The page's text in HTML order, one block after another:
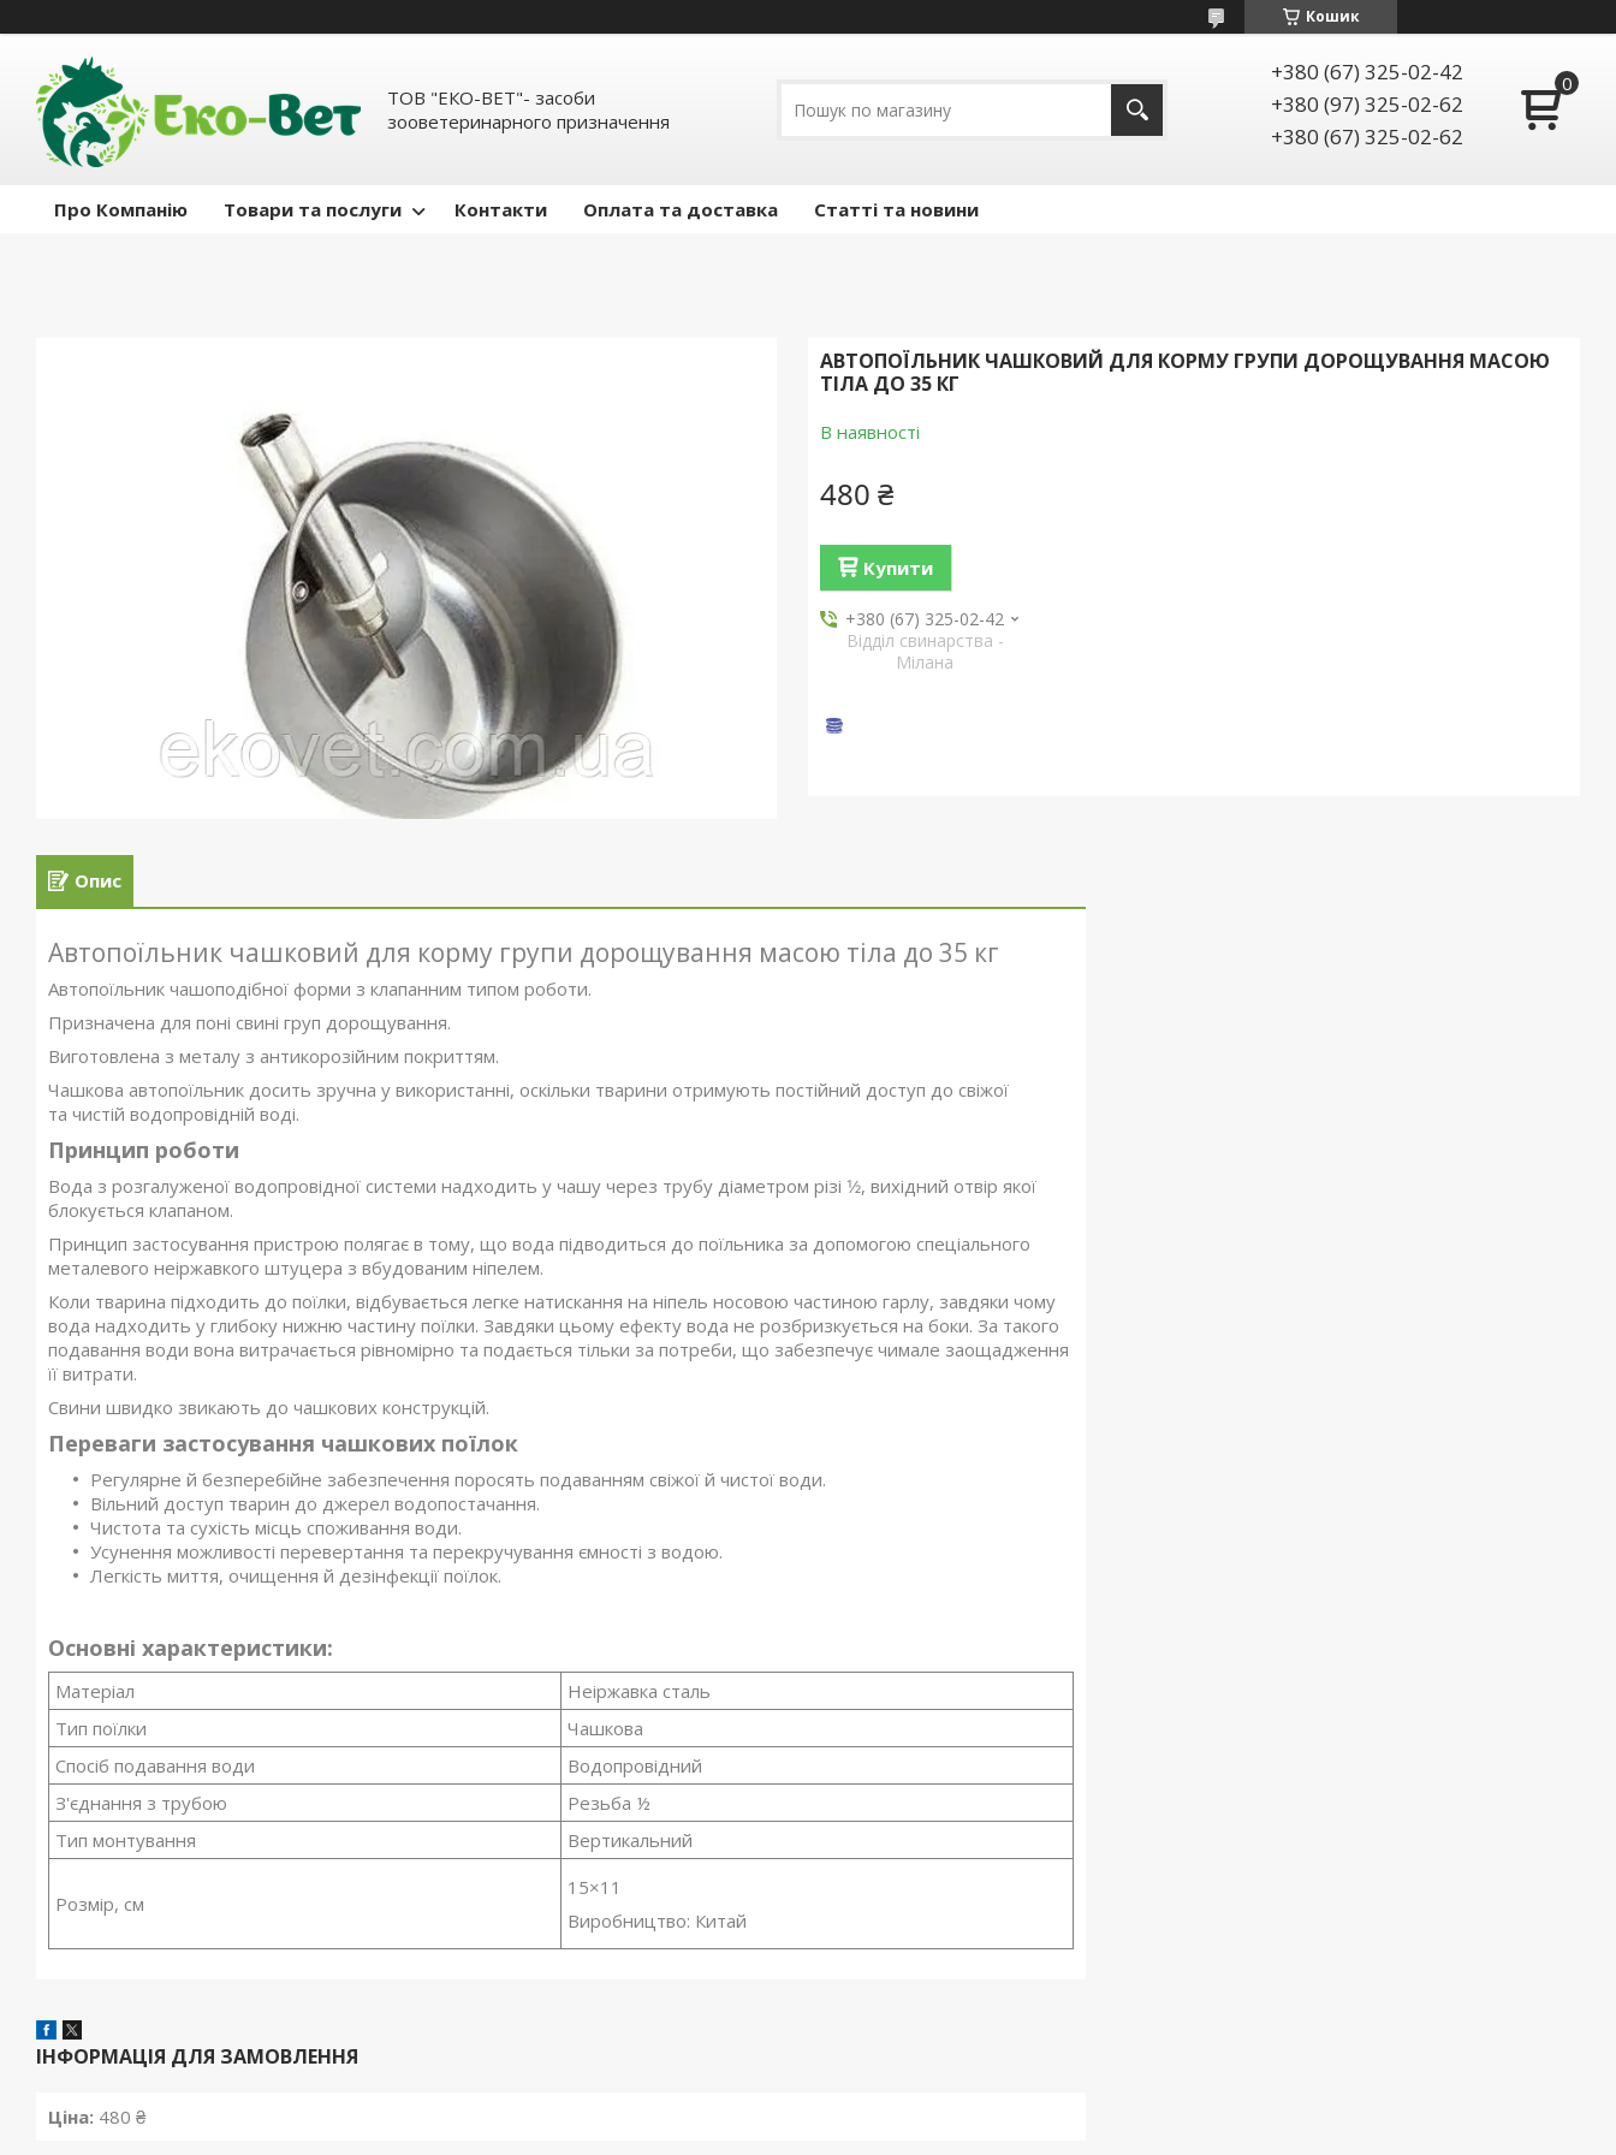
Кошик
ТОВ "ЕКО-ВЕТ"- засоби
зооветеринарного призначення
+380 (67) 325-02-42
+380 (97) 325-02-62
+380 (67) 325-02-62
Про Компанію Товари та послуги Контакти Оплата та доставка Статті та новини
АВТОПОЇЛЬНИК ЧАШКОВИЙ ДЛЯ КОРМУ ГРУПИ ДОРОЩУВАННЯ МАСОЮ
ТІЛА ДО 35 КГ
В наявності
480 ₴
Купити
+380 (67) 325-02-42
Відділ свинарства -
Мілана
Опис
Автопоїльник чашковий для корму групи дорощування масою тіла до 35 кг
Автопоїльник чашоподібної форми з клапанним типом роботи.
Призначена для поні свині груп дорощування.
Виготовлена з металу з антикорозійним покриттям.
Чашкова автопоїльник досить зручна у використанні, оскільки тварини отримують постійний доступ до свіжої
та чистій водопровідній воді.
Принцип роботи
Вода з розгалуженої водопровідної системи надходить у чашу через трубу діаметром різі 1⁄2, вихідний отвір якої
блокується клапаном.
Принцип застосування пристрою полягає в тому, що вода підводиться до поїльника за допомогою спеціального
металевого неіржавкого штуцера з вбудованим ніпелем.
Коли тварина підходить до поїлки, відбувається легке натискання на ніпель носовою частиною гарлу, завдяки чому
вода надходить у глибоку нижню частину поїлки. Завдяки цьому ефекту вода не розбризкується на боки. За такого
подавання води вона витрачається рівномірно та подається тільки за потреби, що забезпечує чимале заощадження
її витрати.
Свини швидко звикають до чашкових конструкцій.
Переваги застосування чашкових поїлок
Регулярне й безперебійне забезпечення поросять подаванням свіжої й чистої води.
Вільний доступ тварин до джерел водопостачання.
Чистота та сухість місць споживання води.
Усунення можливості перевертання та перекручування ємності з водою.
Легкість миття, очищення й дезінфекції поїлок.
Основні характеристики:
Матеріал
Неіржавка сталь
Тип поїлки
Чашкова
Спосіб подавання води
Водопровідний
З'єднання з трубою
Резьба ½
Тип монтування
Вертикальний
Розмір, см
15×11
Виробництво: Китай
ІНФОРМАЦІЯ ДЛЯ ЗАМОВЛЕННЯ
Ціна: 480 ₴